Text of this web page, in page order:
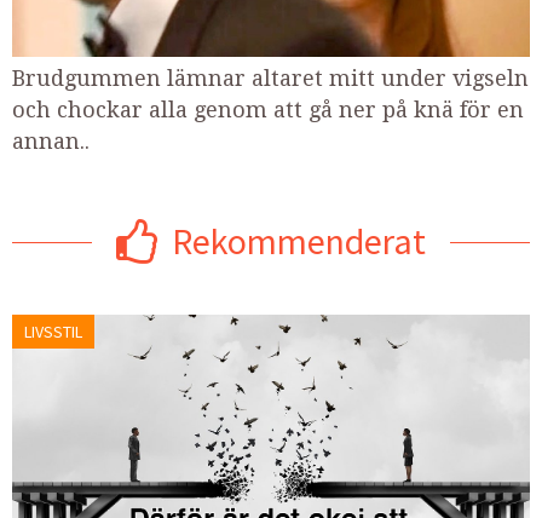
Brudgummen lämnar altaret mitt under vigseln
och chockar alla genom att gå ner på knä för en
annan..
Rekommenderat
LIVSSTIL